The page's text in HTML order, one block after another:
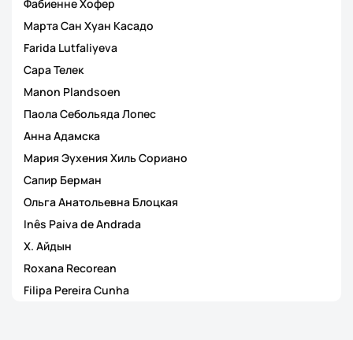
Фабиенне Хофер
Марта Сан Хуан Касадо
Farida Lutfaliyeva
Сара Телек
Manon Plandsoen
Паола Себольяда Лопес
Анна Адамска
Мария Эухения Хиль Сориано
Сапир Берман
Ольга Анатольевна Блоцкая
Inês Paiva de Andrada
Х. Айдын
Roxana Recorean
Filipa Pereira Cunha